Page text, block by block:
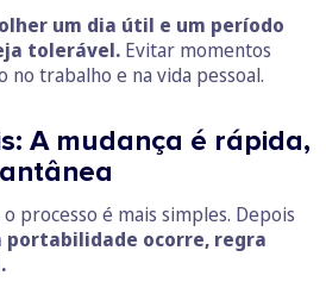
um dia útil e um período
tolerável. Evitar momentos
no trabalho e na vida pessoal.
A mudança é rápida,
o processo é mais simples. Depois
portabilidade ocorre, regra